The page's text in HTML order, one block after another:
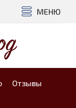
МЕНЮ
Отзывы